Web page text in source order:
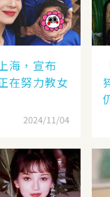
海，宣布
在努力教女
2024/11/04